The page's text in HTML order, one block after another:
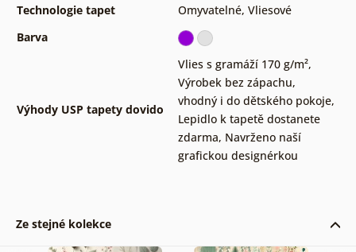
Technologie tapet
Omyvatelné, Vliesové
Barva
Výhody USP tapety dovido
Vlies s gramáží 170 g/m²,
Výrobek bez zápachu,
vhodný i do dětského pokoje,
Lepidlo k tapetě dostanete
zdarma, Navrženo naší
grafickou designérkou
Ze stejné kolekce